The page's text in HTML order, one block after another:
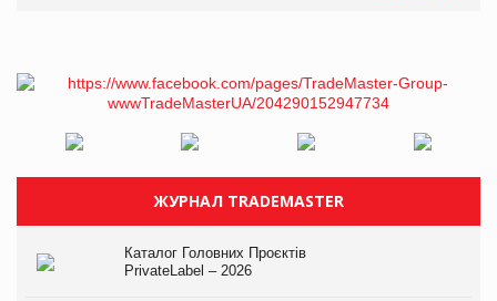
ЖУРНАЛ TRADEMASTER
Каталог Головних Проєктів
PrivateLabel – 2026